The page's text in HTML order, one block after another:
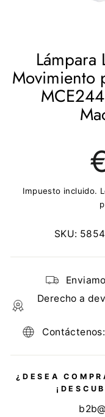
Lámpara
Movimiento
Impuesto incluido.
SKU:
Derecho a
¿DESEA